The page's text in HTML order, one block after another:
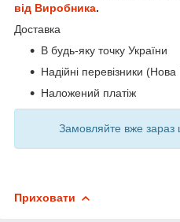
від Виробника.
Доставка
В будь-яку точку України
Надійні перевізники
Наложений платіж
Замовляйте вже зараз
Приховати